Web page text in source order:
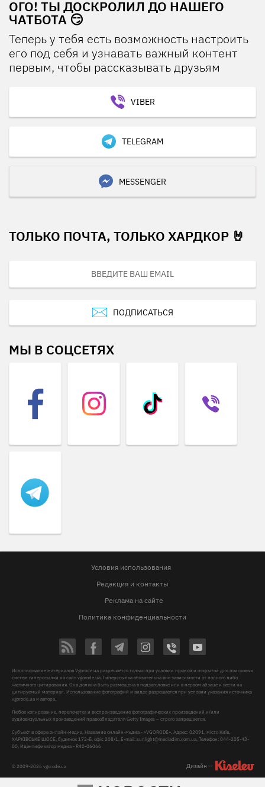
ОГО! ТЫ ДОСКРОЛИЛ ДО НАШЕГО
ЧАТБОТА 😏
Теперь у тебя есть возможность настроить
его под себя и узнавать важный контент
первым, чтобы рассказывать друзьям
VIBER
TELEGRAM
MESSENGER
ТОЛЬКО ПОЧТА, ТОЛЬКО ХАРДКОР 🤘
ПОДПИСАТЬСЯ
МЫ В СОЦСЕТЯХ
Условия использования
Редакция и контакты
Реклама на сайте
Политика конфиденциальности
© 2009-2026 vgorode.ua
Использование материалов Vgorode.ua разрешается только при условии прямой и открытой для поисковых
систем гиперссылки на сайт vgorode.ua. Гиперссылка обязательна вне зависимости от полного либо
частичного цитирования. Она должна быть размещена в подзаголовке или в первом абзаце и вести на
цитируемый материал. Использование фотографий и видео разрешается при условии указания источника
vgorode.ua и автора.
Любое копирование, перепечатка и воспроизведение фотографических произведений и/или
аудиовизуальных произведений правообладателя Getty Images – строго запрещается.
Субъект в сфере онлайн-медиа, Название онлайн-медиа - «VGORODE», Адрес: 02091, місто Київ,
ХАРКІВСЬКЕ ШОСЕ, будинок 172-Б, офіс 208/1, E-mail:sunlight@mediadim.com.ua, Телефон: 044-205-43-
00, Идентификатор медиа - R40-06066
Дизайн —